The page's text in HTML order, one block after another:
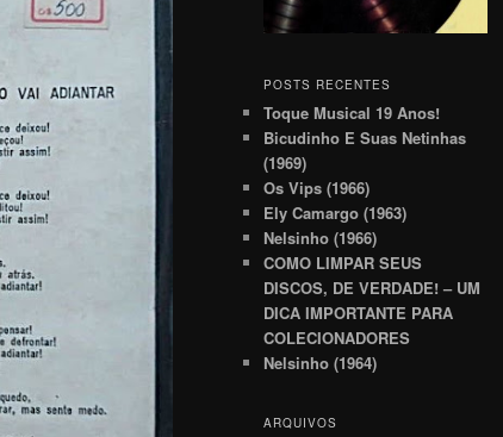
POSTS RECENTES
Toque Musical 19 Anos!
Bicudinho E Suas Netinhas
(1969)
Os Vips (1966)
Ely Camargo (1963)
Nelsinho (1966)
COMO LIMPAR SEUS
DISCOS, DE VERDADE! – UM
DICA IMPORTANTE PARA
COLECIONADORES
Nelsinho (1964)
ARQUIVOS